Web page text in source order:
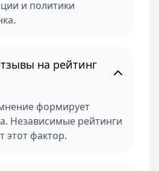
и политики
на рейтинг
формирует
Независимые рейтинги
этот фактор.